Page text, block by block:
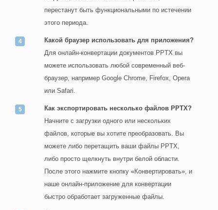
перестанут быть функциональными по истечении
этого периода.
Какой браузер использовать для приложения?
Для онлайн-конвертации документов PPTX вы
можете использовать любой современный веб-
браузер, например Google Chrome, Firefox, Opera
или Safari.
Как экспортировать несколько файлов PPTX?
Начните с загрузки одного или нескольких
файлов, которые вы хотите преобразовать. Вы
можете либо перетащить ваши файлы PPTX,
либо просто щелкнуть внутри белой области.
После этого нажмите кнопку «Конвертировать», и
наше онлайн-приложение для конвертации
быстро обработает загруженные файлы.